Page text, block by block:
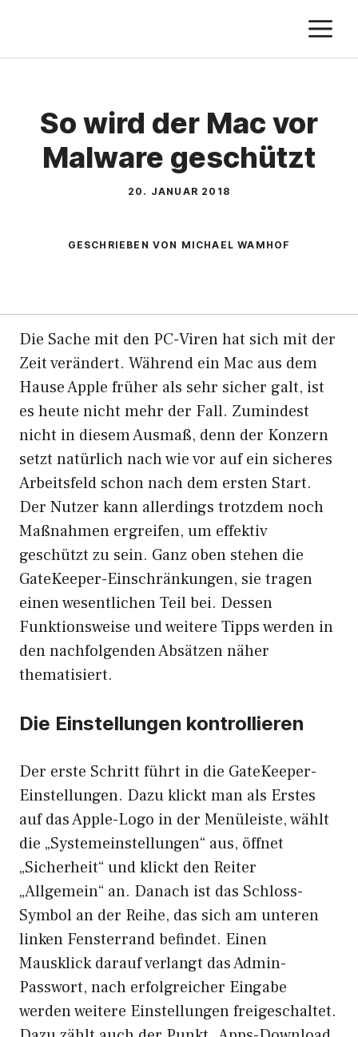
springen
So wird der Mac vor
Malware geschützt
20. JANUAR 2018
GESCHRIEBEN VON MICHAEL WAMHOF
Die Sache mit den PC-Viren hat sich mit der
Zeit verändert. Während ein Mac aus dem
Hause Apple früher als sehr sicher galt, ist
es heute nicht mehr der Fall. Zumindest
nicht in diesem Ausmaß, denn der Konzern
setzt natürlich nach wie vor auf ein sicheres
Arbeitsfeld schon nach dem ersten Start.
Der Nutzer kann allerdings trotzdem noch
Maßnahmen ergreifen, um effektiv
geschützt zu sein. Ganz oben stehen die
GateKeeper-Einschränkungen, sie tragen
einen wesentlichen Teil bei. Dessen
Funktionsweise und weitere Tipps werden in
den nachfolgenden Absätzen näher
thematisiert.
Die Einstellungen kontrollieren
Der erste Schritt führt in die GateKeeper-
Einstellungen. Dazu klickt man als Erstes
auf das Apple-Logo in der Menüleiste, wählt
die „Systemeinstellungen“ aus, öffnet
„Sicherheit“ und klickt den Reiter
„Allgemein“ an. Danach ist das Schloss-
Symbol an der Reihe, das sich am unteren
linken Fensterrand befindet. Einen
Mausklick darauf verlangt das Admin-
Passwort, nach erfolgreicher Eingabe
werden weitere Einstellungen freigeschaltet.